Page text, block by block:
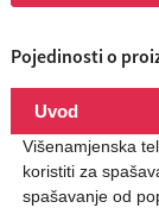
Pojedinosti o
Uvod
Višenamjenska
koristiti za
spašavanje od